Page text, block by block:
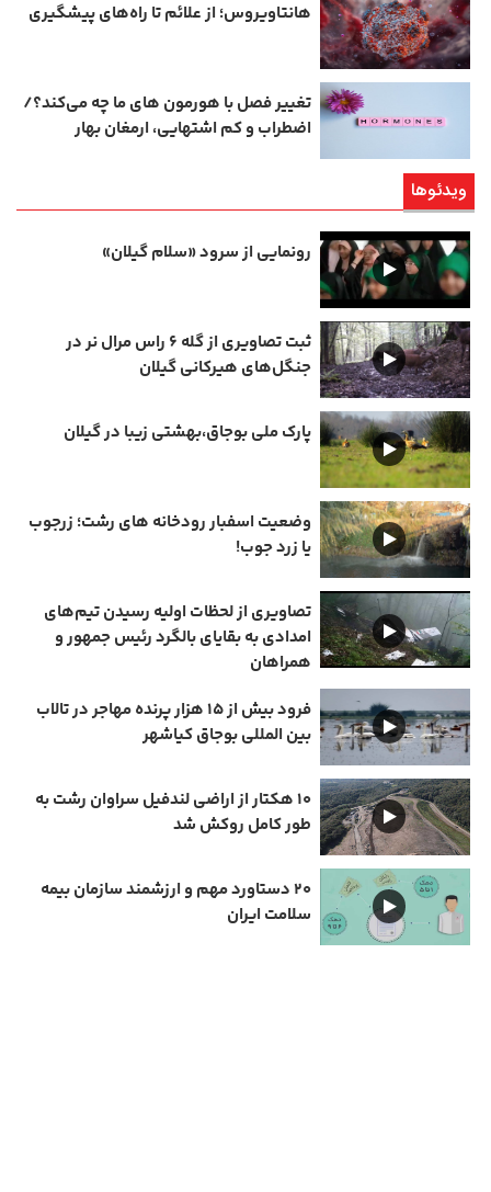
هانتاویروس؛ از علائم تا راه‌های پیشگیری
تغییر فصل با هورمون‌ های ما چه می‌کند؟/
اضطراب و کم‌ اشتهایی، ارمغان بهار
ویدئوها
رونمایی از سرود «سلام گیلان»
ثبت تصاویری از گله ۶ راس مرال نر در
جنگل‌های هیرکانی گیلان
پارک ملی بوجاق،بهشتی زیبا در گیلان
وضعیت اسفبار رودخانه های رشت؛ زرجوب
یا زرد جوب!
تصاویری از لحظات اولیه رسیدن تیم‌های
امدادی به بقایای بالگرد رئیس جمهور و
همراهان
فرود بیش از ۱۵ هزار پرنده مهاجر در تالاب
بین المللی بوجاق کیاشهر
۱۰ هکتار از اراضی لندفیل سراوان رشت به
طور کامل روکش شد
۲۰ دستاورد مهم و ارزشمند سازمان بیمه
سلامت ایران